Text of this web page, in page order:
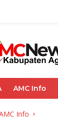
AMC Info
Info